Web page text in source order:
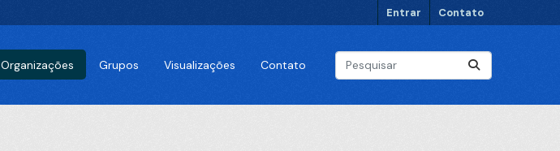
Entrar Contato
Organizações Grupos Visualizações Contato